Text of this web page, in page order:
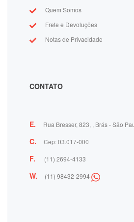
Quem Somos
Frete e Devoluções
Notas de Privacidade
CONTATO
E. Rua Bresser, 823, , Brás - São
C. Cep: 03.017-000
F. (11) 2694-4133
W. (11) 98432-2994